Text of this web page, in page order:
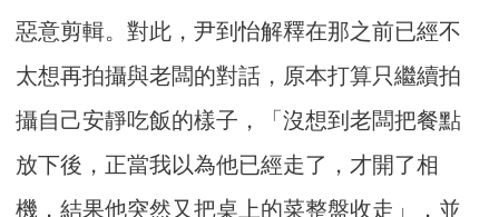
惡意剪輯。對此，尹到怡解釋在那之前已經不
太想再拍攝與老闆的對話，原本打算只繼續拍
攝自己安靜吃飯的樣子，「沒想到老闆把餐點
放下後，正當我以為他已經走了，才開了相
機，結果他突然又把桌上的菜整盤收走」，並